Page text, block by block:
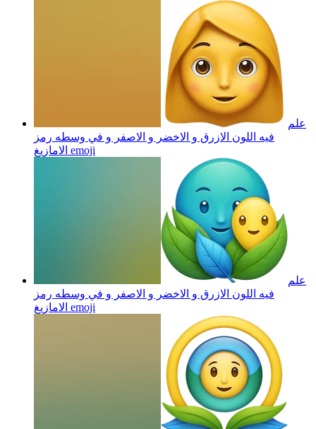
علم
فيه اللون الازرق و الاخضر و الاصفر و في وسطه رمز
الامازيغ emoji
علم
فيه اللون الازرق و الاخضر و الاصفر و في وسطه رمز
الامازيغ emoji